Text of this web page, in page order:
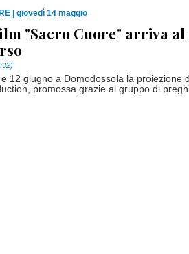
giovedì 14 maggio
"Sacro Cuore" arriva al
e 12 giugno a Domodossola la proiezione
promossa grazie al gruppo di